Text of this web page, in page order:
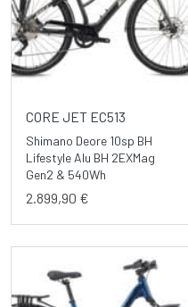
CORE JET EC513
Shimano Deore 10sp BH
Lifestyle Alu BH 2EXMag
Gen2 & 540Wh
2.899,90 €